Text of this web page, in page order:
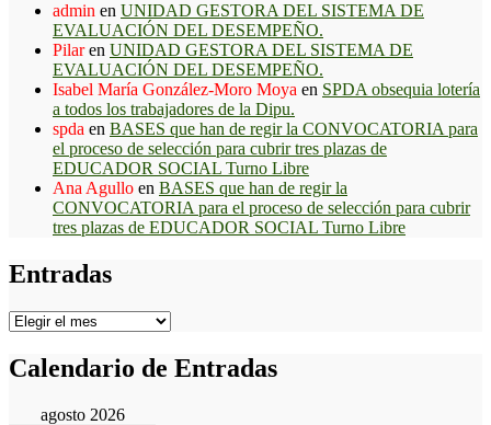
admin en UNIDAD GESTORA DEL SISTEMA DE
EVALUACIÓN DEL DESEMPEÑO.
Pilaren UNIDAD GESTORA DEL SISTEMA DE
EVALUACIÓN DEL DESEMPEÑO.
Isabel María González-Moro Moya en SPDA obsequia lotería
a todos los trabajadores de la Dipu.
spda en BASES que han de regir la CONVOCATORIA para
el proceso de selección para cubrir tres plazas de
EDUCADOR SOCIAL Turno Libre
Ana Agullo en BASES que han de regir la
CONVOCATORIA para el proceso de selección para cubrir
tres plazas de EDUCADOR SOCIAL Turno Libre
Entradas
Entradas
Calendario de Entradas
agosto 2026